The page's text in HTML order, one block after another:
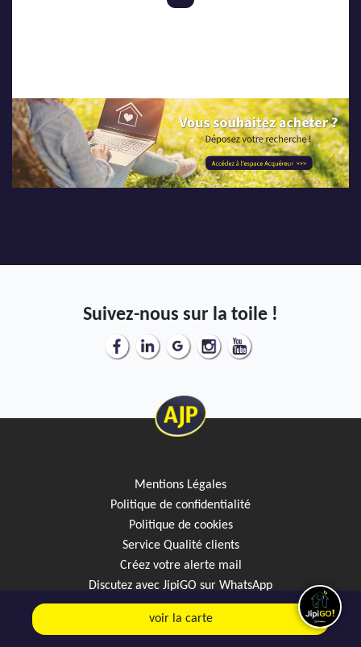
voir la carte
Suivez-nous sur la toile !
Mentions Légales
Politique de confidentialité
Politique de cookies
Service Qualité clients
Créez votre alerte mail
Discutez avec JipiGO sur WhatsApp